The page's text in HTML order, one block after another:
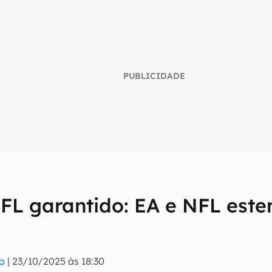
PUBLICIDADE
garantido: EA e NFL
| 23/10/2025 às 18:30
inteligente do mundo tech!
do Canaltech e receba notícias e reviews sobre tecnologia